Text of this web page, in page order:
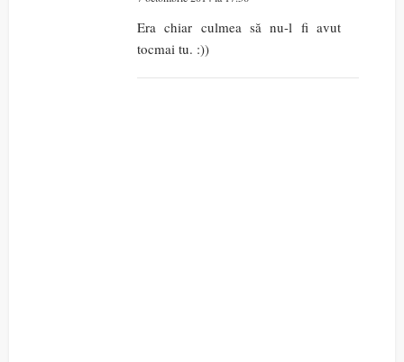
Era chiar culmea să nu-l fi avut
tocmai tu. :))